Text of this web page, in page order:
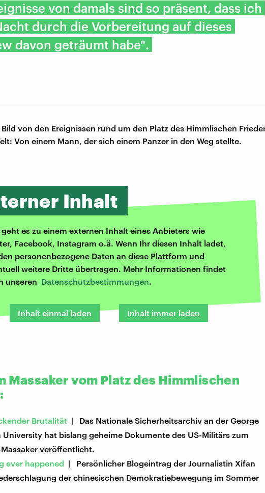
von damals sind so präsent, dass ich
durch die Vorbereitung auf dieses
davon geträumt habe".
von den Ereignissen rund um den Platz des Himmlischen
Von einem Mann, der sich einem Panzer in den Weg stellte.
Inhalt
geht es zu einem externen Inhalt eines Anbieters wie
Facebook, Instagram o.ä. Wenn Ihr diesen Inhalt ladet,
personenbezogene Daten an diese Plattform und
weitere Dritte übertragen. Mehr Informationen findet
unseren Datenschutzbestimmungen.
Inhalt einmal laden Inhalt immer laden
Massaker vom Platz des Himmlischen
Brutalität | Das Nationale Sicherheitsarchiv an der George
University hat bislang geheime Dokumente des US-Militärs zum
veröffentlicht.
ever happened | Persönlicher Blogeintrag der Journalistin Xifan
der chinesischen Demokratiebewegung im Sommer